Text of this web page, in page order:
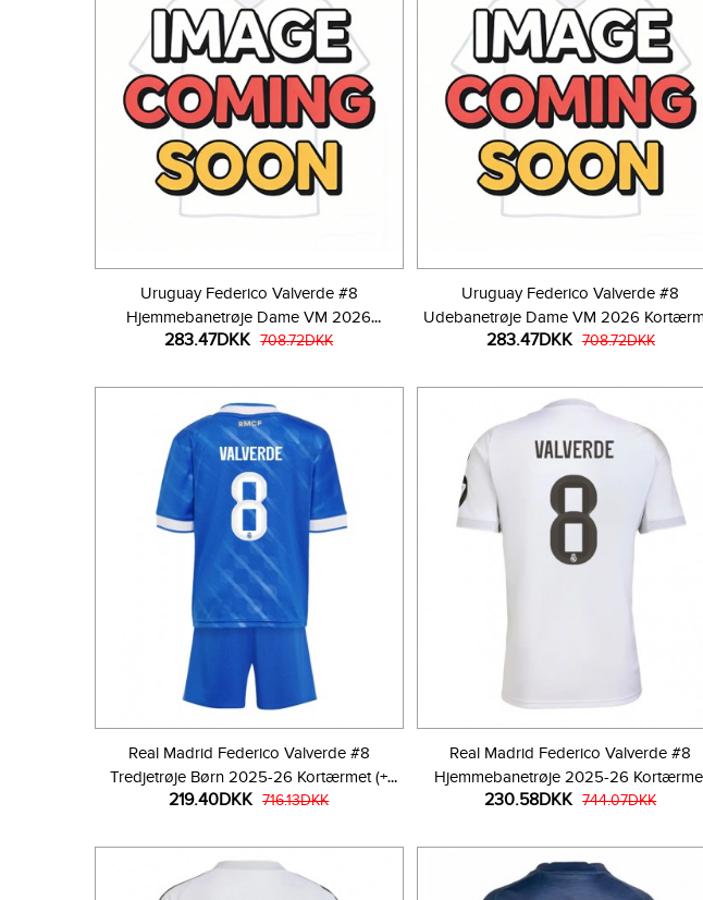
Uruguay Federico Valverde #8
Hjemmebanetrøje Dame VM 2026
Kortærmet
283.47DKK 708.72DKK
Uruguay Federico Valverde #8
Udebanetrøje Dame VM 2026
283.47DKK 708.72DKK
Real Madrid Federico Valverde #8
Tredjetrøje Børn 2025-26 Kortærmet (+
Korte bukser)
219.40DKK 716.13DKK
Real Madrid Federico Valverde #8
Hjemmebanetrøje 2025-26
230.58DKK 744.07DKK